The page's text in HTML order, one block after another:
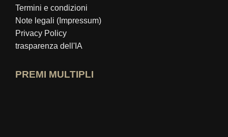
Termini e condizioni
Note legali (Impressum)
Privacy Policy
trasparenza dell'IA
PREMI MULTIPLI